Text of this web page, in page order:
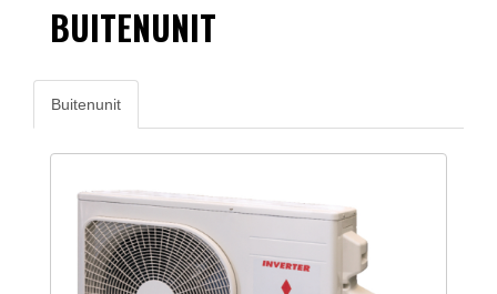
BUITENUNIT
Buitenunit